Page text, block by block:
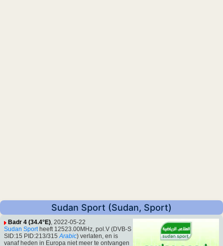
Sudan Sport (Sudan, Sport)
Badr 4 (34.4°E), 2022-05-22
Sudan Sportheeft 12523.00MHz, pol.V (DVB-S
SID:15 PID:213/315 Arabic) verlaten, en is
vanaf heden in Europa niet meer te ontvangen